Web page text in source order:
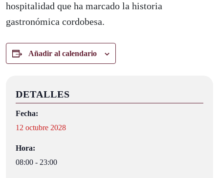
hospitalidad que ha marcado la historia
gastronómica cordobesa.
Añadir al calendario
DETALLES
Fecha:
12 octubre 2028
Hora:
08:00 - 23:00